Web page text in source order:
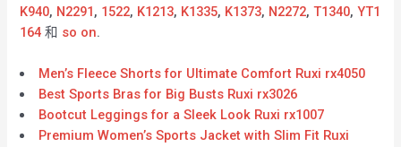
K940, N2291, 1522, K1213, K1335, K1373, N2272,T1340,YT1
164 和 so on.
Men’s Fleece Shorts for Ultimate Comfort Ruxi rx4050
Best Sports Bras for Big Busts Ruxi rx3026
Bootcut Leggings for a Sleek Look Ruxi rx1007
Premium Women’s Sports Jacket with Slim Fit Ruxi